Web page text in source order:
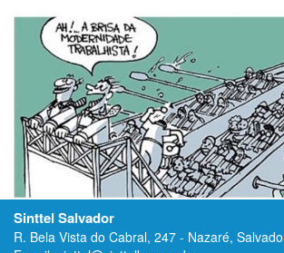
Sinttel Salvador
R. Bela Vista do Cabral, 247 - Nazaré,